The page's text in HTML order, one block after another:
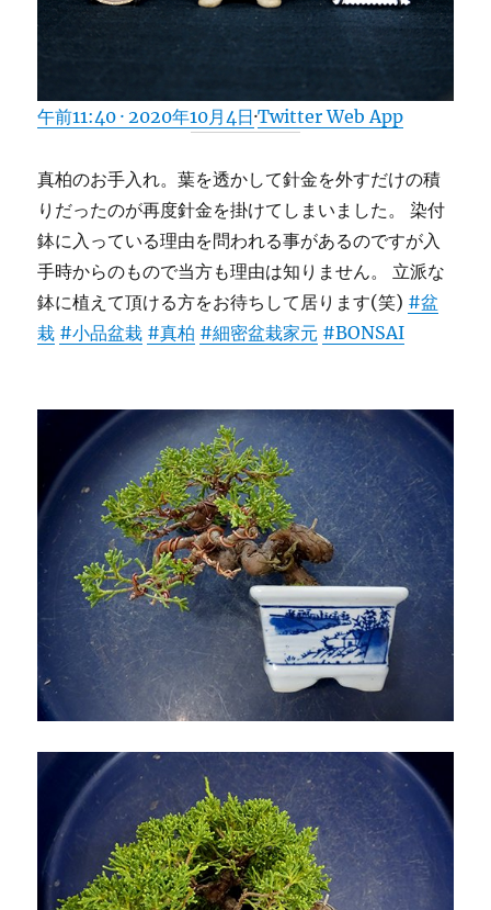
午前11:40 · 2020年10月4日·Twitter Web App
真柏のお手入れ。葉を透かして針金を外すだけの積
りだったのが再度針金を掛けてしまいました。 染付
鉢に入っている理由を問われる事があるのですが入
手時からのもので当方も理由は知りません。 立派な
鉢に植えて頂ける方をお待ちして居ります(笑) #盆
栽 #小品盆栽 #真柏 #細密盆栽家元 #BONSAI